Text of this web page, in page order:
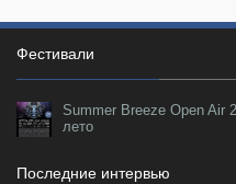
Фестивали
Summer Breeze Open Air
лето
Последние интервью